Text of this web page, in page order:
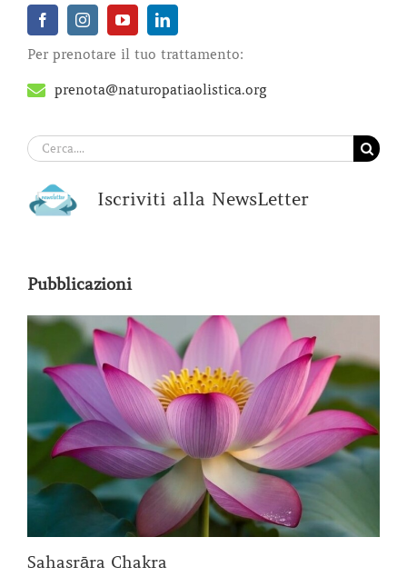
Per prenotare il tuo trattamento:
prenota@naturopatiaolistica.org
Cerca
per:
Iscriviti alla NewsLetter
Pubblicazioni
Sahasrāra Chakra